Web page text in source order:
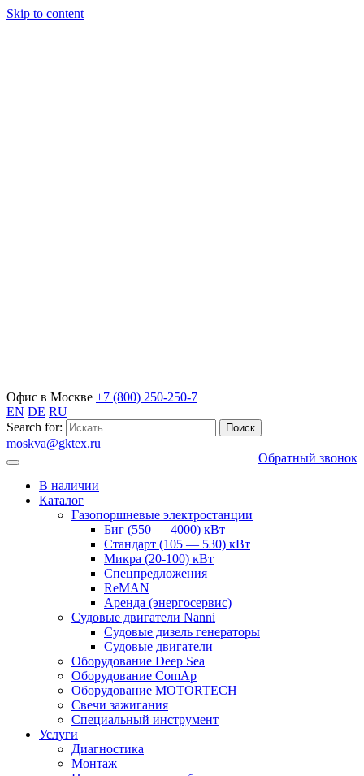
Skip to content
Офис в Москве +7 (800) 250-250-7
EN DE RU
Search for:
moskva@gktex.ru
Обратный звонок
В наличии
Каталог
Газопоршневые электростанции
Биг (550 — 4000) кВт
Стандарт (105 — 530) кВт
Микра (20-100) кВт
Спецпредложения
ReMAN
Аренда (энергосервис)
Судовые двигатели Nanni
Судовые дизель генераторы
Судовые двигатели
Оборудование Deep Sea
Оборудование ComAp
Оборудование MOTORTECH
Свечи зажигания
Специальный инструмент
Услуги
Диагностика
Монтаж